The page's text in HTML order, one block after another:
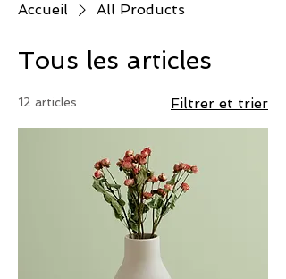
Accueil All Products
Tous les articles
12 articles Filtrer et trier